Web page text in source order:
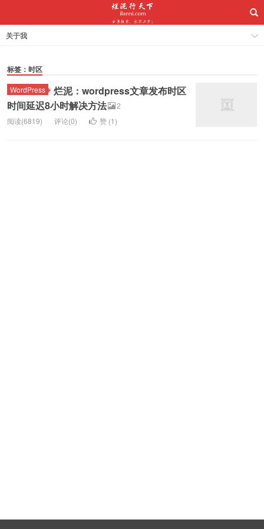
关于我
标签：时区
WordPress
烂泥：wordpress文章发布时区
时间延迟8小时解决方法
2
阅读(6819)
评论(0) 赞 (1)